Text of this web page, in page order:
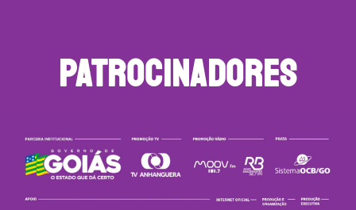
PATROCINADORES